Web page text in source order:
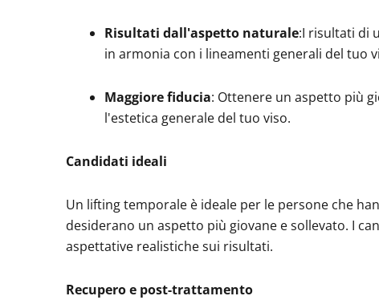
Risultati dall'aspetto naturale:I risultati di
in armonia con i lineamenti generali del tuo
Maggiore fiducia: Ottenere un aspetto più
l'estetica generale del tuo viso.
Candidati ideali
Un lifting temporale è ideale per le persone che
desiderano un aspetto più giovane e sollevato. I
aspettative realistiche sui risultati.
Recupero e post-trattamento